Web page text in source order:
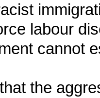
labour
cannot
the